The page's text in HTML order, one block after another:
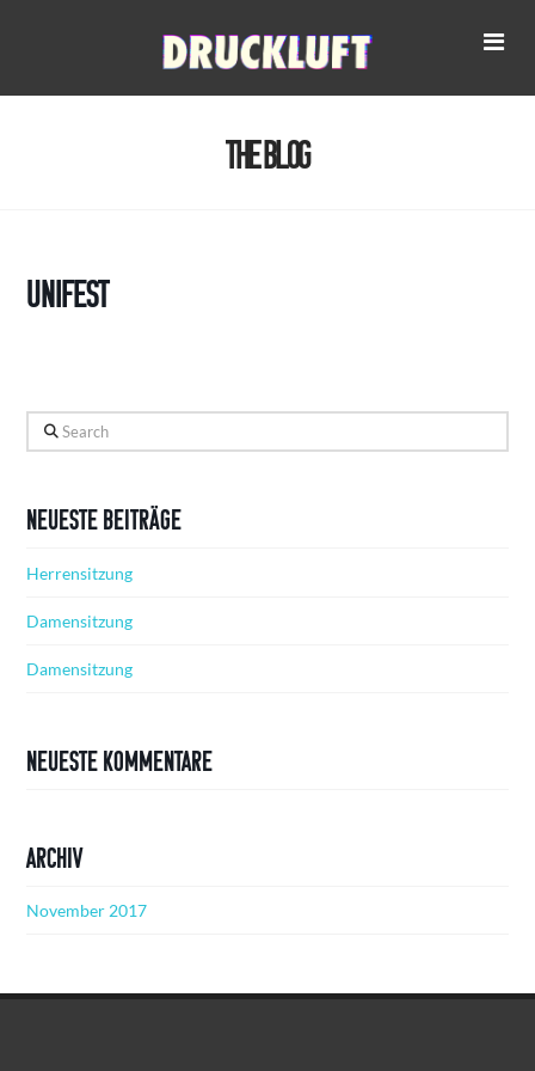
The Blog
Unifest
Search
Neueste Beiträge
Herrensitzung
Damensitzung
Damensitzung
Neueste Kommentare
Archiv
November 2017